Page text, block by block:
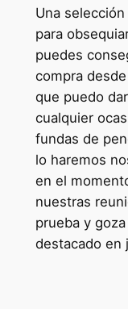
Una
para
puedes
compra
que puedo
cualquier
fundas de
lo haremos
en el
nuestras
prueba y
destacado en